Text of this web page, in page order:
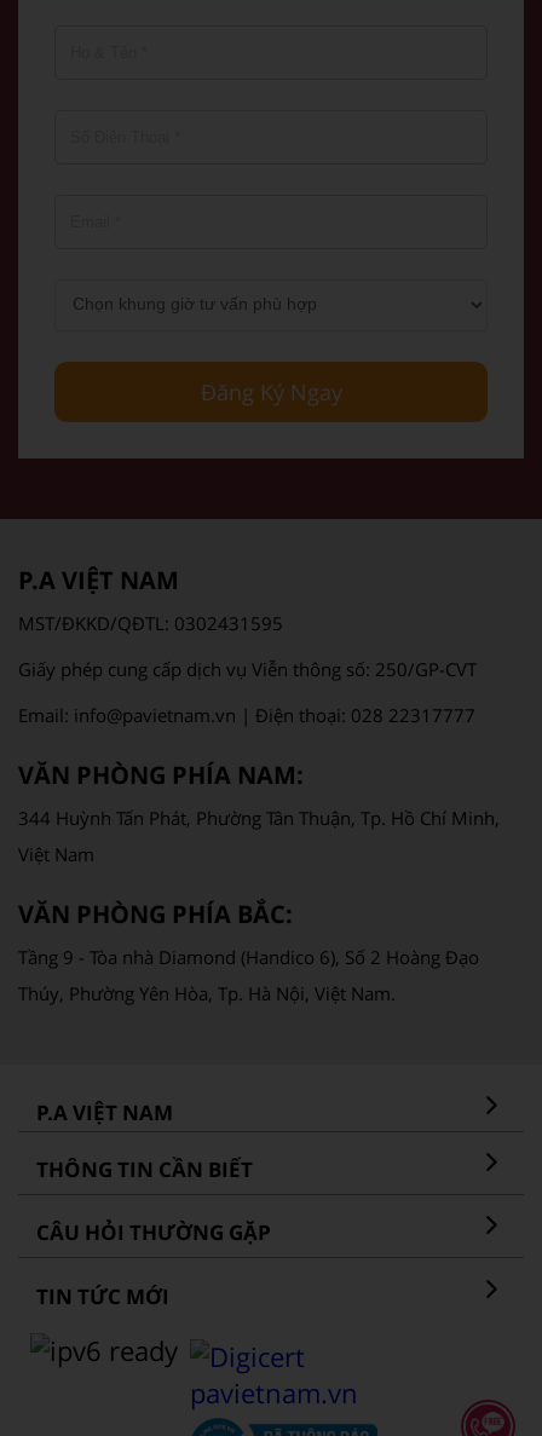
Đăng Ký Ngay
P.A VIỆT NAM
MST/ĐKKD/QĐTL: 0302431595
Giấy phép cung cấp dịch vụ Viễn thông số: 250/GP-CVT
Email: info@pavietnam.vn | Điện thoại: 028 22317777
VĂN PHÒNG PHÍA NAM:
344 Huỳnh Tấn Phát, Phường Tân Thuận, Tp. Hồ Chí Minh,
Việt Nam
VĂN PHÒNG PHÍA BẮC:
Tầng 9 - Tòa nhà Diamond (Handico 6), Số 2 Hoàng Đạo
Thúy, Phường Yên Hòa, Tp. Hà Nội, Việt Nam.
P.A VIỆT NAM
THÔNG TIN CẦN BIẾT
CÂU HỎI THƯỜNG GẶP
TIN TỨC MỚI